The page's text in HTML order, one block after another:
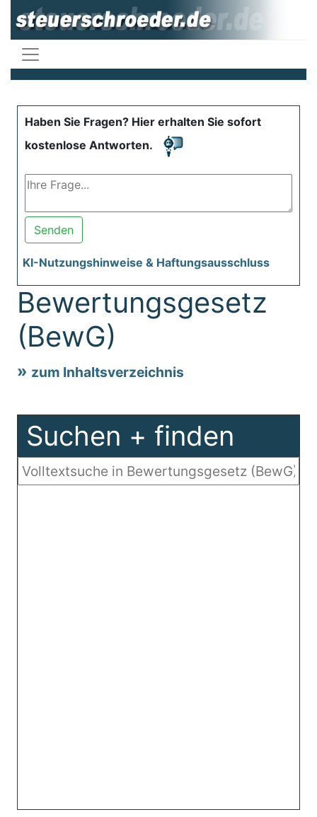
Haben Sie Fragen? Hier erhalten Sie sofort
kostenlose Antworten.
Senden
KI-Nutzungshinweise & Haftungsausschluss
Bewertungsgesetz
(BewG)
zum Inhaltsverzeichnis
Suchen + finden